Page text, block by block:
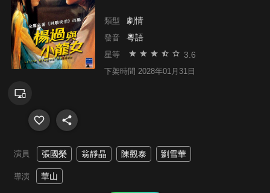
類型 劇情
發音 粵語
星等 3.6
下架時間 2028年01月31日
演員 張國榮 翁靜晶 陳觀泰 劉雪華
導演 華山